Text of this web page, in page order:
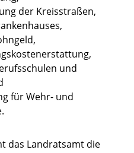
der Kreisstraßen,
und
für Wehr- und
das Landratsamt die